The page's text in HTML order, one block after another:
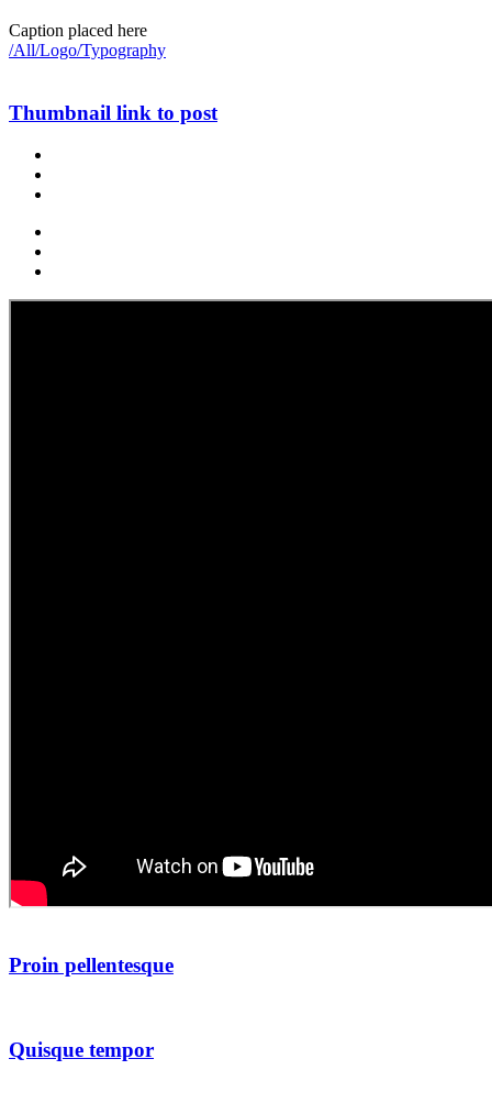
Caption placed here
/All/Logo/Typography
Thumbnail link to post
Proin pellentesque
Quisque tempor